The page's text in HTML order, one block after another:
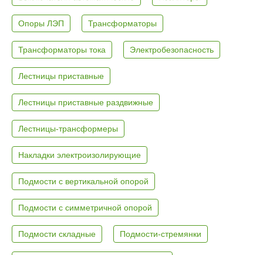
Опоры ЛЭП Трансформаторы
Трансформаторы тока Электробезопасность
Лестницы приставные
Лестницы приставные раздвижные
Лестницы-трансформеры
Накладки электроизолирующие
Подмости с вертикальной опорой
Подмости с симметричной опорой
Подмости складные Подмости-стремянки